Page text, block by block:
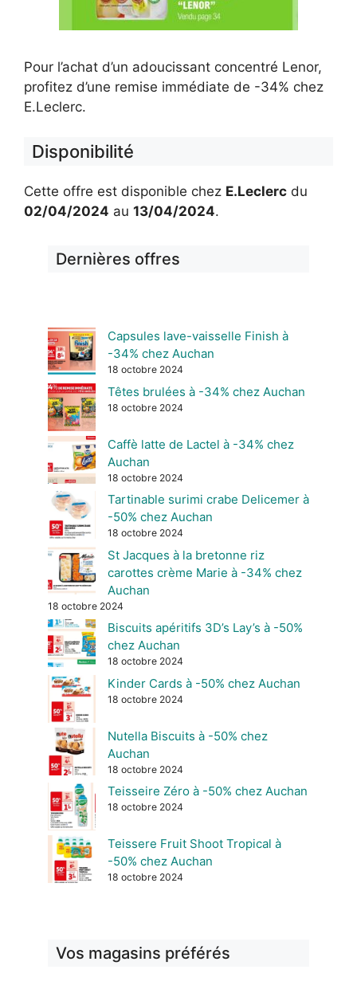
Pour l’achat d’un adoucissant concentré Lenor,
profitez d’une remise immédiate de -34% chez
E.Leclerc.
Disponibilité
Cette offre est disponible chez E.Leclerc du
02/04/2024 au 13/04/2024.
Dernières offres
Capsules lave-vaisselle Finish à
-34% chez Auchan
18 octobre 2024
Têtes brulées à -34% chez Auchan
18 octobre 2024
Caffè latte de Lactel à -34% chez
Auchan
18 octobre 2024
Tartinable surimi crabe Delicemer à
-50% chez Auchan
18 octobre 2024
St Jacques à la bretonne riz
carottes crème Marie à -34% chez
Auchan
18 octobre 2024
Biscuits apéritifs 3D’s Lay’s à -50%
chez Auchan
18 octobre 2024
Kinder Cards à -50% chez Auchan
18 octobre 2024
Nutella Biscuits à -50% chez
Auchan
18 octobre 2024
Teisseire Zéro à -50% chez Auchan
18 octobre 2024
Teissere Fruit Shoot Tropical à
-50% chez Auchan
18 octobre 2024
Vos magasins préférés